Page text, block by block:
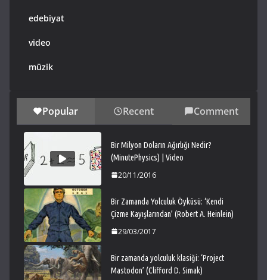
edebiyat
video
müzik
Popular Recent Comment
Bir Milyon Doların Ağırlığı Nedir?
(MinutePhysics) | Video
20/11/2016
Bir Zamanda Yolculuk Öyküsü: ‘Kendi
Çizme Kayışlarından’ (Robert A. Heinlein)
29/03/2017
Bir zamanda yolculuk klasiği: ‘Project
Mastodon’ (Clifford D. Simak)